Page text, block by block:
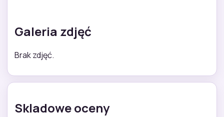
Galeria zdjęć
Brak zdjęć.
Skladowe oceny